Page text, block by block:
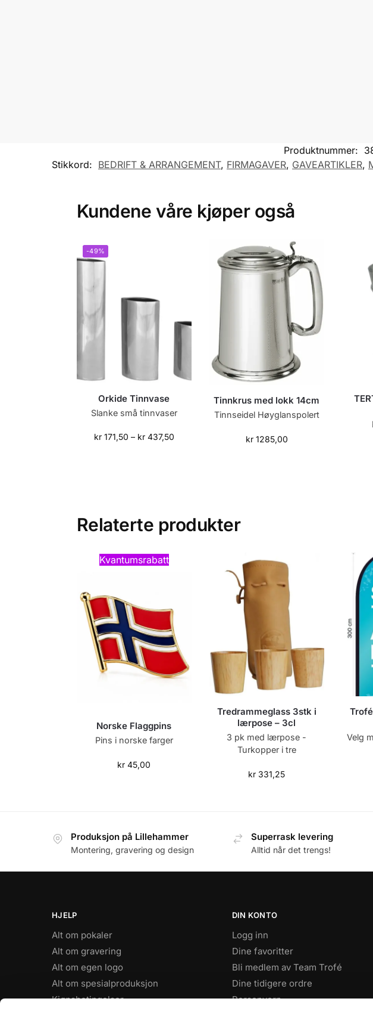
Produktnummer:
Stikkord: BEDRIFT & ARRANGEMENT, FIRMAGAVER, GAVEARTIKLER,
Kundene våre kjøper også
-49%
Orkide Tinnvase
Slanke små tinnvaser
kr171,50 – kr437,50
Tinnkrus med lokk 14cm
Tinnseidel Høyglanspolert
kr1285,00
Relaterte produkter
Kvantumsrabatt
Norske Flaggpins
Pins i norske farger
kr 45,00
Tredrammeglass 3stk i
lærpose – 3cl
3 pk med lærpose -
Turkopper i tre
kr 331,25
Velg
Produksjon på Lillehammer
Montering, gravering og design
Superrask levering
Alltid når det trengs!
HJELP
Alt om pokaler
Alt om gravering
Alt om egen logo
Alt om spesialproduksjon
Kjøpsbetingelser
DIN KONTO
Logg inn
Dine favoritter
Bli medlem av Team Trofé
Dine tidigere ordre
Personvern